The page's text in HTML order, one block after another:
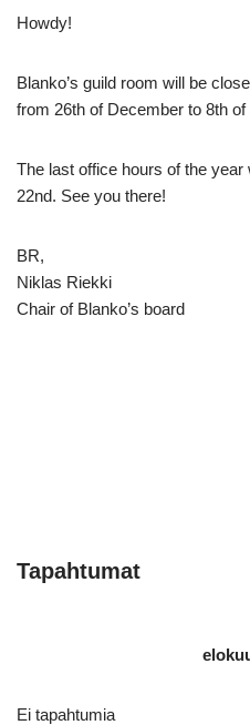
Howdy!
Blanko’s guild room will be
from 26th of December to 8th of
The last office hours of the
22nd. See you there!
BR,
Niklas Riekki
Chair of Blanko’s board
Tapahtumat
Ei tapahtumia